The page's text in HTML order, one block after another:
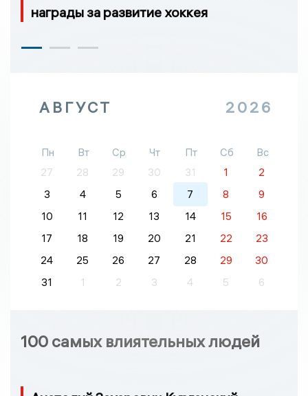
награды за развитие хоккея
АВГУСТ 2026
Пн Вт Ср Чт Пт Сб
Вс
27
28 29 30 31 1
2
3
4 5 6 7 8
9
10
11 12 13 14 15
16
17
18 19 20 21 22
23
24
25 26 27 28 29
30
31
1 2 3 4 5 6
100 самых влиятельных людей